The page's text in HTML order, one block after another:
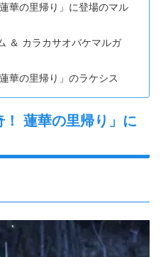
華の里帰り」に登場のマル
＆ カラカサオバケマルガ
華の里帰り」のラケシス
蓮華の里帰り」に